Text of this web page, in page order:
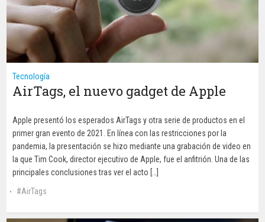
Tecnología
AirTags, el nuevo gadget de Apple
Apple presentó los esperados AirTags y otra serie de productos en el
primer gran evento de 2021. En línea con las restricciones por la
pandemia, la presentación se hizo mediante una grabación de video en
la que Tim Cook, director ejecutivo de Apple, fue el anfitrión. Una de las
principales conclusiones tras ver el acto […]
AirTags